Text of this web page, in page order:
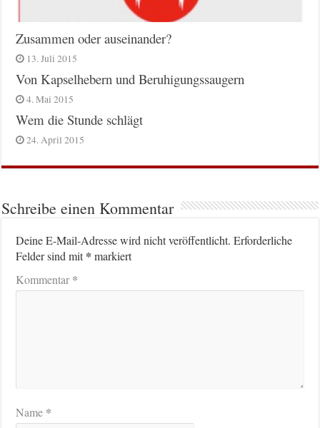
Zusammen oder auseinander?
13. Juli 2015
Von Kapselhebern und Beruhigungssaugern
4. Mai 2015
Wem die Stunde schlägt
24. April 2015
Schreibe einen Kommentar
Deine E-Mail-Adresse wird nicht veröffentlicht. Erforderliche
Felder sind mit* markiert
Kommentar*
Name *